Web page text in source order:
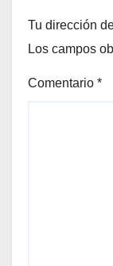
Tu dirección
Los campos
Comentario *